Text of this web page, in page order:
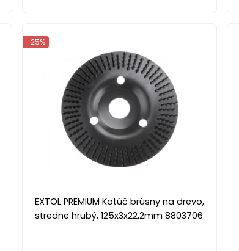
EXTOL PREMIUM Kotúč brúsny na drevo,
stredne hrubý, 125x3x22,2mm 8803706
- 25%